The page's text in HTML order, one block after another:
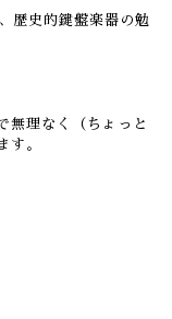
歴史的鍵盤楽器の勉
無理なく（ちょっと
す。